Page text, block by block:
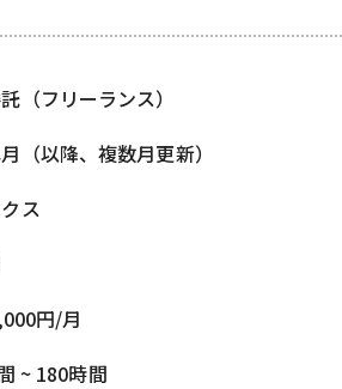
（フリーランス）
（以降、複数月更新）
ス
円/月
~ 180時間